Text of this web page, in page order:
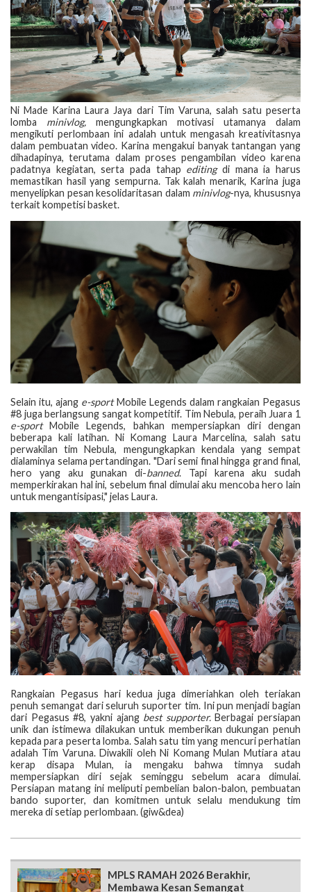
Ni Made Karina Laura Jaya dari Tim Varuna, salah satu peserta
lomba minivlog, mengungkapkan motivasi utamanya dalam
mengikuti perlombaan ini adalah untuk mengasah kreativitasnya
dalam pembuatan video. Karina mengakui banyak tantangan yang
dihadapinya, terutama dalam proses pengambilan video karena
padatnya kegiatan, serta pada tahap editingdi mana ia harus
memastikan hasil yang sempurna. Tak kalah menarik, Karina juga
menyelipkan pesan kesolidaritasan dalam minivlog-nya, khususnya
terkait kompetisi basket.
Selain itu, ajang e-sportMobile Legends dalam rangkaian Pegasus
#8 juga berlangsung sangat kompetitif. Tim Nebula, peraih Juara 1
e-sportMobile Legends, bahkan mempersiapkan diri dengan
beberapa kali latihan. Ni Komang Laura Marcelina, salah satu
perwakilan tim Nebula, mengungkapkan kendala yang sempat
dialaminya selama pertandingan. "Dari semi final hingga grand final,
hero yang aku gunakan di-banned. Tapi karena aku sudah
memperkirakan hal ini, sebelum final dimulai aku mencoba hero lain
untuk mengantisipasi," jelas Laura.
Rangkaian Pegasus hari kedua juga dimeriahkan oleh teriakan
penuh semangat dari seluruh suporter tim. Ini pun menjadi bagian
dari Pegasus #8, yakni ajang best supporter.Berbagai persiapan
unik dan istimewa dilakukan untuk memberikan dukungan penuh
kepada para peserta lomba. Salah satu tim yang mencuri perhatian
adalah Tim Varuna. Diwakili oleh Ni Komang Mulan Mutiara atau
kerap disapa Mulan, ia mengaku bahwa timnya sudah
mempersiapkan diri sejak seminggu sebelum acara dimulai.
Persiapan matang ini meliputi pembelian balon-balon, pembuatan
bando suporter, dan komitmen untuk selalu mendukung tim
mereka di setiap perlombaan. (giw&dea)
MPLS RAMAH 2026 Berakhir,
Membawa Kesan Semangat